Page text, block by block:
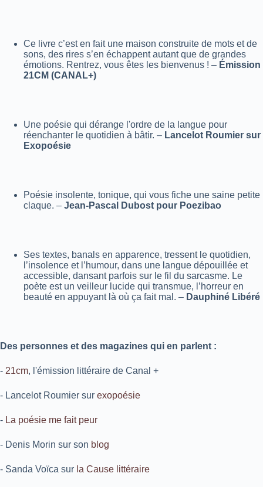
Ce livre c’est en fait une maison construite de mots et de
sons, des rires s’en échappent autant que de grandes
émotions. Rentrez, vous êtes les bienvenus ! – Émission
21CM (CANAL+)
Une poésie qui dérange l'ordre de la langue pour
réenchanter le quotidien à bâtir. – Lancelot Roumier sur
Exopoésie
Poésie insolente, tonique, qui vous fiche une saine petite
claque. – Jean-Pascal Dubost pour Poezibao
Ses textes, banals en apparence, tressent le quotidien,
l’insolence et l’humour, dans une langue dépouillée et
accessible, dansant parfois sur le fil du sarcasme. Le
poète est un veilleur lucide qui transmue, l’horreur en
beauté en appuyant là où ça fait mal. – Dauphiné Libéré
Des personnes et des magazines qui en parlent :
- 21cm, l'émission littéraire de Canal +
- Lancelot Roumier sur exopoésie
- La poésie me fait peur
- Denis Morin sur son blog
- Sanda Voïca sur la Cause littéraire